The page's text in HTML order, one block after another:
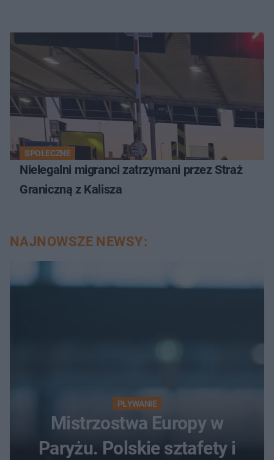
SPOŁECZNE
Nielegalni migranci zatrzymani przez Straż
Graniczną z Kalisza
NAJNOWSZE NEWSY:
PŁYWANIE
Mistrzostwa Europy w
Paryżu. Polskie sztafety i